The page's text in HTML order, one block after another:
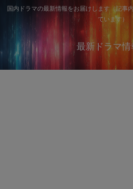
国内ドラマの最新情報をお届けします（記事
ています）
最新ドラマ情